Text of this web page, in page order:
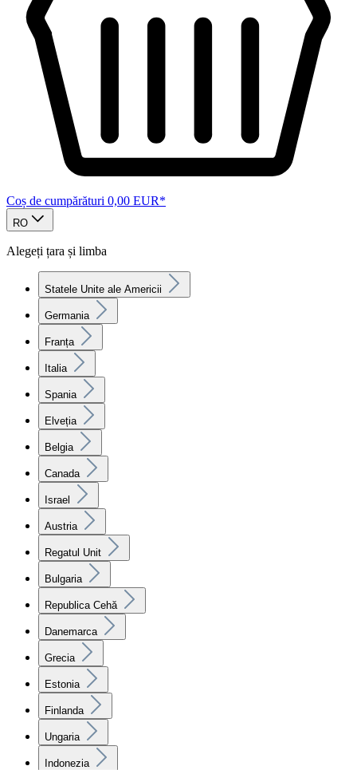
Coș de cumpărături 0,00 EUR*
RO
Alegeți țara și limba
Statele Unite ale Americii
Germania
Franța
Italia
Spania
Elveția
Belgia
Canada
Israel
Austria
Regatul Unit
Bulgaria
Republica Cehă
Danemarca
Grecia
Estonia
Finlanda
Ungaria
Indonezia